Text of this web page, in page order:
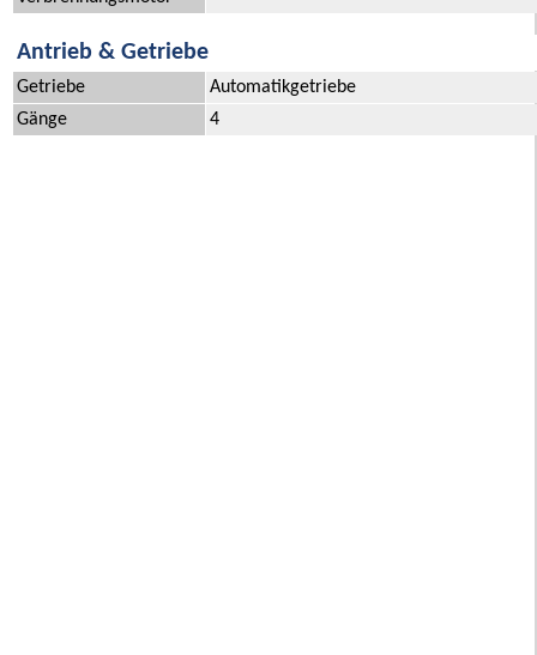
Antrieb & Getriebe
Getriebe
Automatikgetriebe
Gänge
4